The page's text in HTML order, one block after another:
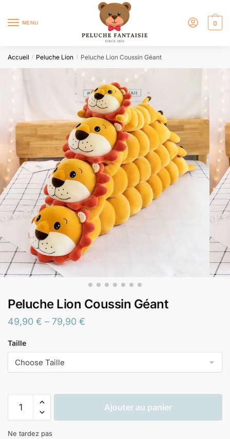
MENU 0
Accueil / Peluche Lion / Peluche Lion Coussin Géant
Peluche Lion Coussin Géant
49,90 € – 79,90 €
Taille
Ajouter au panier
Ne tardez pas